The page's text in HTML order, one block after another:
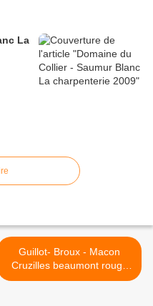
La
Guillot- Broux - Macon
Cruzilles beaumont rouge
2006 >